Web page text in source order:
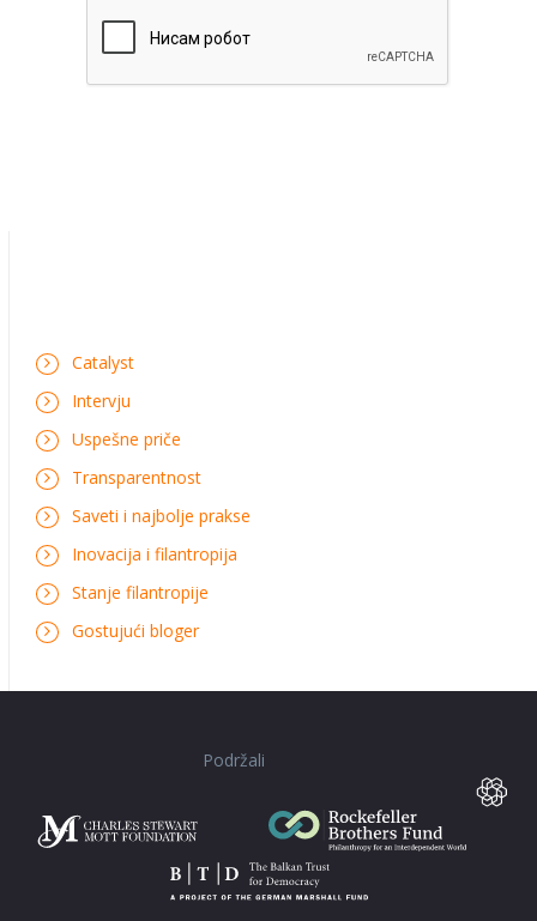
Catalyst
Intervju
Uspešne priče
Transparentnost
Saveti i najbolje prakse
Inovacija i filantropija
Stanje filantropije
Gostujući bloger
Podržali